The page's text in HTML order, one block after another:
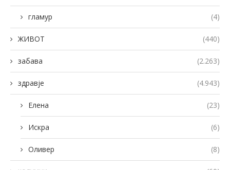
гламур (4)
ЖИВОТ (440)
забава (2.263)
здравје (4.943)
Елена (23)
Искра (6)
Оливер (8)